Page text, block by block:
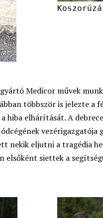
Medicor művek
többször is jelezte a
hiba elhárítását. A
nekik eljutni a tragédia
elsőként siettek a